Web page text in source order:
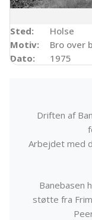
Sted:
Holse
Motiv:
Bro over
Dato:
1975
Driften af
Arbejdet med
Banebasen
støtte fra